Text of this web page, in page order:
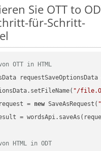
Sie OTT to
für-Schritt-
OTT in HTML
requestSaveOptionsData
"/
= new SaveAsRequest(
=
HTML in ODT